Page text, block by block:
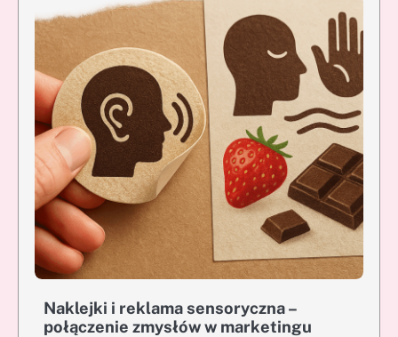
Naklejki i reklama sensoryczna –
połączenie zmysłów w marketingu